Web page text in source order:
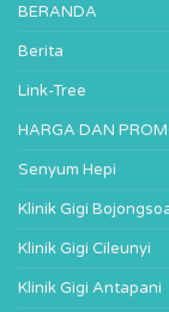
BERANDA
Berita
Link-Tree
HARGA DAN
Senyum Hepi
Klinik Gigi
Klinik Gigi Cileunyi
Klinik Gigi Antapani